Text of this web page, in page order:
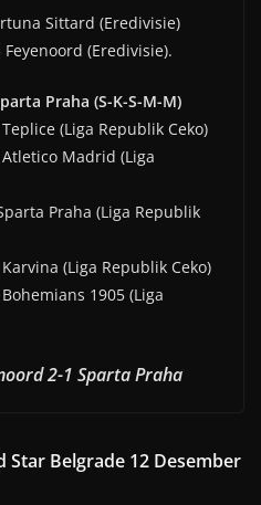
Sittard (Eredivisie)
(Eredivisie).
Praha (S-K-S-M-M)
(Liga Republik Ceko)
Madrid (Liga
Praha (Liga Republik
(Liga Republik Ceko)
1905 (Liga
2-1 Sparta Praha
Star Belgrade 12 Desember